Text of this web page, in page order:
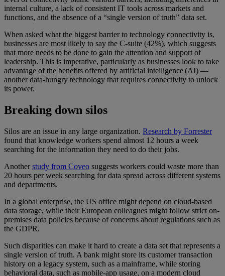
internal culture, a lack of consistent IT tools across markets and
functions, and the absence of a “single version of truth” data set.
When asked what the biggest barrier to technology connectivity is,
businesses are most likely to say the C-suite (42%), which suggests
that more needs to be done to gain the attention and support of
leadership. This is imperative, particularly as businesses look to take
advantage of the benefits offered by artificial intelligence (AI) —
another data-hungry technology that requires connectivity to unlock
its power.
Breaking down silos
Silos are an issue in any large organization. Research by Forrester
found that knowledge workers spend almost 12 hours a week
searching for the information they need to do their jobs.
Anotherstudy from Coveo suggests workers could waste more than
20 hours per week searching for data spread across different systems
and departments.
In a global enterprise, the US office might depend on cloud-based
data storage, while their European colleagues might follow strict on-
premises data policies because of concerns about regulations such as
the GDPR.
Such disparities can make it hard to create a data set that represents a
single version of truth. A bank might store its customer transaction
history on a legacy system, such as a mainframe, while storing
behavioral data, such as mobile-app usage, on a modern cloud